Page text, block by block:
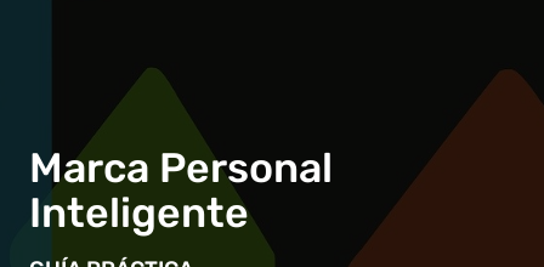
Marca Personal
Inteligente